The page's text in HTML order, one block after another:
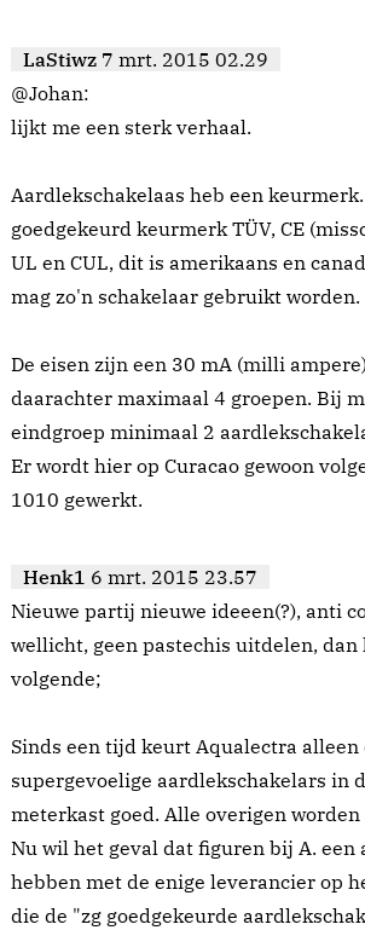
LaStiwz 7 mrt. 2015 02.29
@Johan:
lijkt me een sterk verhaal.
Aardlekschakelaas heb een
goedgekeurd keurmerk TÜV, CE
UL en CUL, dit is amerikaans en
mag zo'n schakelaar gebruikt worden.
De eisen zijn een 30 mA (milli
daarachter maximaal 4 groepen. Bij
eindgroep minimaal 2
Er wordt hier op Curacao gewoon
1010 gewerkt.
Henk1 6 mrt. 2015 23.57
Nieuwe partij nieuwe ideeen(?), anti
wellicht, geen pastechis uitdelen, dan
volgende;
Sinds een tijd keurt Aqualectra alleen
supergevoelige aardlekschakelars in
meterkast goed. Alle overigen worden
Nu wil het geval dat figuren bij A. een
hebben met de enige leverancier op
die de "zg goedgekeurde